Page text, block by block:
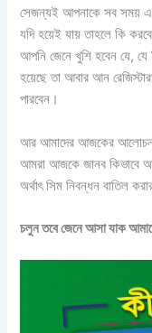
সেজন্যই আপনাকে সব সময় এ
যদি হয়েই যায় তাহলে কি
আপনি জেনে খুশি হবেন যে, যে
হয়েছে তা আবার আন
পারবেন।
আর আমাদের আজকের আলোচনা
আমরা আজকে জানব কিভাবে
অর্থাৎ সিম নিবন্ধন বাতিল
চলুন তবে জেনে আসা যাক